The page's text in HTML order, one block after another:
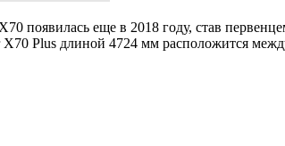
появилась еще в 2018 году, став
X70 Plus длиной 4724 мм расположится